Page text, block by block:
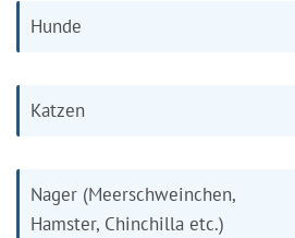
Hunde
Katzen
Nager (Meerschweinchen,
Hamster, Chinchilla etc.)